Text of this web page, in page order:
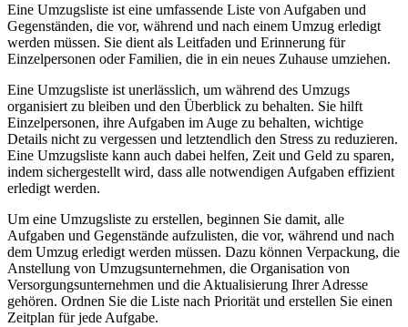
Eine Umzugsliste ist eine umfassende Liste von Aufgaben und
Gegenständen, die vor, während und nach einem Umzug erledigt
werden müssen. Sie dient als Leitfaden und Erinnerung für
Einzelpersonen oder Familien, die in ein neues Zuhause umziehen.
Eine Umzugsliste ist unerlässlich, um während des Umzugs
organisiert zu bleiben und den Überblick zu behalten. Sie hilft
Einzelpersonen, ihre Aufgaben im Auge zu behalten, wichtige
Details nicht zu vergessen und letztendlich den Stress zu reduzieren.
Eine Umzugsliste kann auch dabei helfen, Zeit und Geld zu sparen,
indem sichergestellt wird, dass alle notwendigen Aufgaben effizient
erledigt werden.
Um eine Umzugsliste zu erstellen, beginnen Sie damit, alle
Aufgaben und Gegenstände aufzulisten, die vor, während und nach
dem Umzug erledigt werden müssen. Dazu können Verpackung, die
Anstellung von Umzugsunternehmen, die Organisation von
Versorgungsunternehmen und die Aktualisierung Ihrer Adresse
gehören. Ordnen Sie die Liste nach Priorität und erstellen Sie einen
Zeitplan für jede Aufgabe.